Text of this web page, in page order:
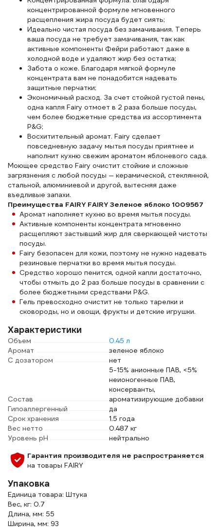
концентрированной формуле мгновенного
расщепления жира посуда будет сиять;
Идеально чистая посуда без замачивания. Теперь
ваша посуда не требует замачивания, так как
активные компоненты Фейри работают даже в
холодной воде и удаляют жир без остатка;
Забота о коже. Благодаря мягкой формуле
концентрата вам не понадобится надевать
защитные перчатки;
Экономичный расход. За счет стойкой густой пены,
одна капля Fairy отмоет в 2 раза больше посуды,
чем более бюджетные средства из ассортимента
P&G;
Восхитительный аромат. Fairy сделает
повседневную задачу мытья посуды приятнее и
наполнит кухню свежим ароматом яблоневого сада.
Моющее средство Fairy очистит стойкие и сложные
загрязнения с любой посуды — керамической, стеклянной,
стальной, алюминиевой и другой, вытесняя даже
въедливые запахи.
Преимущества FAIRY FAIRY Зеленое яблоко 1009567
Аромат наполняет кухню во время мытья посуды.
Активные компоненты концентрата мгновенно
расщепляют застывший жир для сверкающей чистоты
посуды.
Fairy безопасен для кожи, поэтому не нужно надевать
резиновые перчатки во время мытья посуды.
Средство хорошо пенится, одной капли достаточно,
чтобы отмыть до 2 раз больше посуды в сравнении с
более бюджетными средствами P&G.
Гель превосходно очистит не только тарелки и
сковороды, но и овощи, фрукты и детские игрушки.
Характеристики
Объем
0.45 л
Аромат
зеленое яблоко
С дозатором
нет
Состав
5-15% анионные ПАВ, <5%
неионогенные ПАВ,
консерванты,
ароматизирующие добавки
Гипоаллергенный
да
Срок хранения
1.5 года
Вес нетто
0.487 кг
Уровень рН
нейтрально
Гарантия производителя не распространяется
на товары FAIRY
Упаковка
Единица товара: Штука
Вес, кг: 0.7
Длина, мм: 55
Ширина, мм: 93